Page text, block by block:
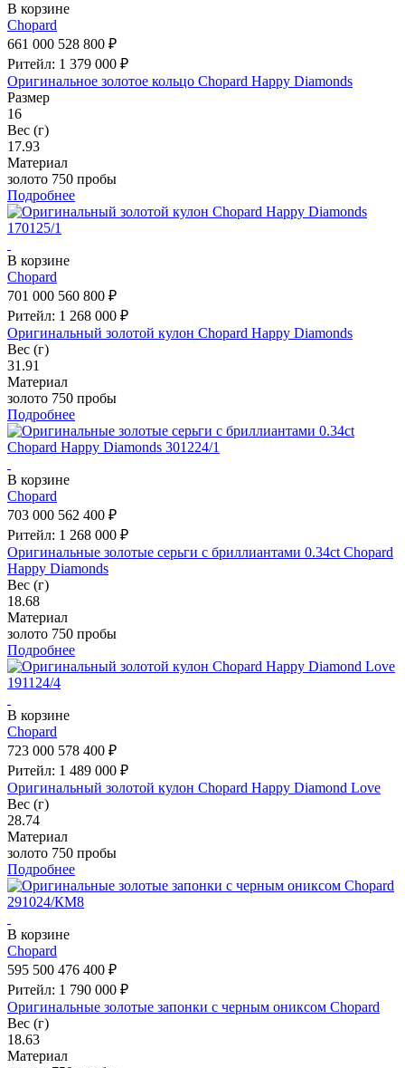
В корзине
Chopard
661 000 528 800 ₽
Ритейл: 1 379 000 ₽
Оригинальное золотое кольцо Chopard Happy Diamonds
Размер
16
Вес (г)
17.93
Материал
золото 750 пробы
Подробнее
В корзине
Chopard
701 000 560 800 ₽
Ритейл: 1 268 000 ₽
Оригинальный золотой кулон Chopard Happy Diamonds
Вес (г)
31.91
Материал
золото 750 пробы
Подробнее
В корзине
Chopard
703 000 562 400 ₽
Ритейл: 1 268 000 ₽
Оригинальные золотые серьги с бриллиантами 0.34ct Chopard
Happy Diamonds
Вес (г)
18.68
Материал
золото 750 пробы
Подробнее
В корзине
Chopard
723 000 578 400 ₽
Ритейл: 1 489 000 ₽
Оригинальный золотой кулон Chopard Happy Diamond Love
Вес (г)
28.74
Материал
золото 750 пробы
Подробнее
В корзине
Chopard
595 500 476 400 ₽
Ритейл: 1 790 000 ₽
Оригинальные золотые запонки с черным ониксом Chopard
Вес (г)
18.63
Материал